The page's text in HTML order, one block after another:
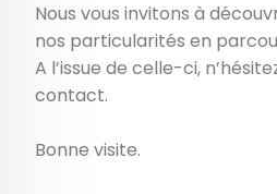
Nous vous invitons à
nos particularités en
A l’issue de celle-ci,
contact.
Bonne visite.